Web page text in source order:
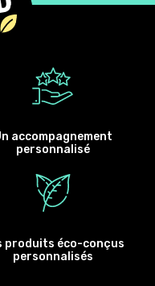
accompagnement
personnalisé
produits éco-conçus
personnalisés